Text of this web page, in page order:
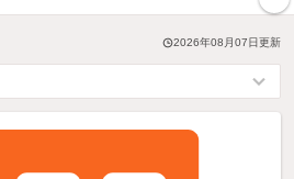
2026年08月07日更新